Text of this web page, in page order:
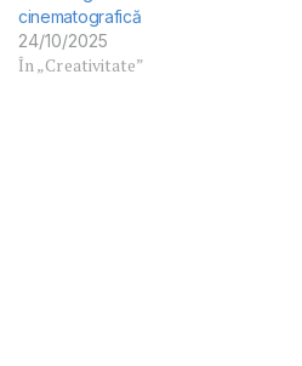
cinematografică
24/10/2025
În „Creativitate”